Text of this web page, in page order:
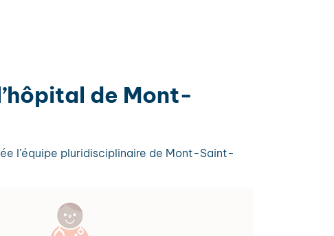
de Mont-
l’équipe pluridisciplinaire de Mont-Saint-